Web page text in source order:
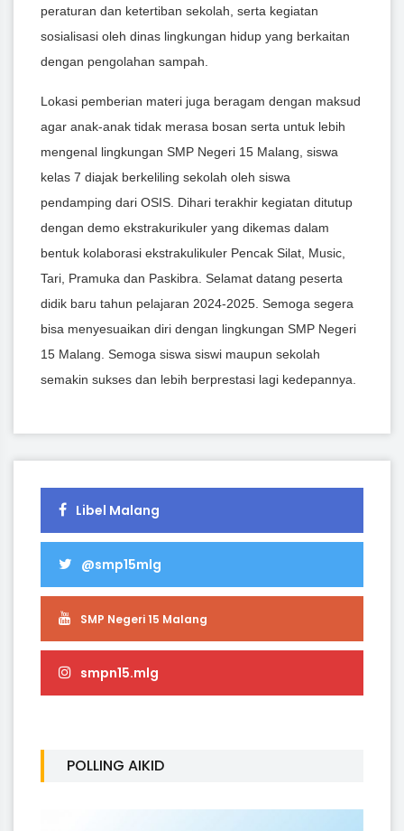
peraturan dan ketertiban sekolah, serta kegiatan
sosialisasi oleh dinas lingkungan hidup yang berkaitan
dengan pengolahan sampah.
Lokasi pemberian materi juga beragam dengan maksud
agar anak-anak tidak merasa bosan serta untuk lebih
mengenal lingkungan SMP Negeri 15 Malang, siswa
kelas 7 diajak berkeliling sekolah oleh siswa
pendamping dari OSIS. Dihari terakhir kegiatan ditutup
dengan demo ekstrakurikuler yang dikemas dalam
bentuk kolaborasi ekstrakulikuler Pencak Silat, Music,
Tari, Pramuka dan Paskibra. Selamat datang peserta
didik baru tahun pelajaran 2024-2025. Semoga segera
bisa menyesuaikan diri dengan lingkungan SMP Negeri
15 Malang. Semoga siswa siswi maupun sekolah
semakin sukses dan lebih berprestasi lagi kedepannya.
Libel Malang
@smp15mlg
SMP Negeri 15 Malang
smpn15.mlg
POLLING AIKID